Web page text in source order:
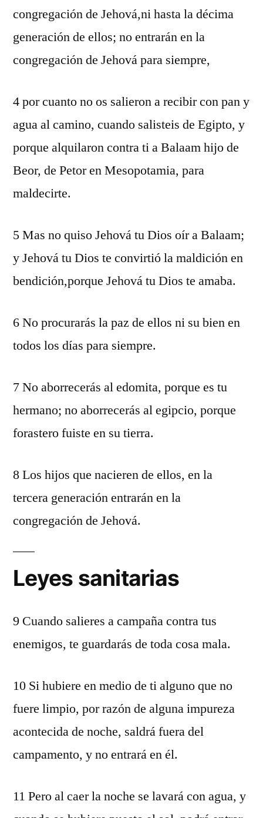
congregación de Jehová,ni hasta la décima
generación de ellos; no entrarán en la
congregación de Jehová para siempre,
4 por cuanto no os salieron a recibir con pan y
agua al camino, cuando salisteis de Egipto, y
porque alquilaron contra ti a Balaam hijo de
Beor, de Petor en Mesopotamia, para
maldecirte.
5 Mas no quiso Jehová tu Dios oír a Balaam;
y Jehová tu Dios te convirtió la maldición en
bendición,porque Jehová tu Dios te amaba.
6 No procurarás la paz de ellos ni su bien en
todos los días para siempre.
7 No aborrecerás al edomita, porque es tu
hermano; no aborrecerás al egipcio, porque
forastero fuiste en su tierra.
8 Los hijos que nacieren de ellos, en la
tercera generación entrarán en la
congregación de Jehová.
Leyes sanitarias
9 Cuando salieres a campaña contra tus
enemigos, te guardarás de toda cosa mala.
10 Si hubiere en medio de ti alguno que no
fuere limpio, por razón de alguna impureza
acontecida de noche, saldrá fuera del
campamento, y no entrará en él.
11 Pero al caer la noche se lavará con agua, y